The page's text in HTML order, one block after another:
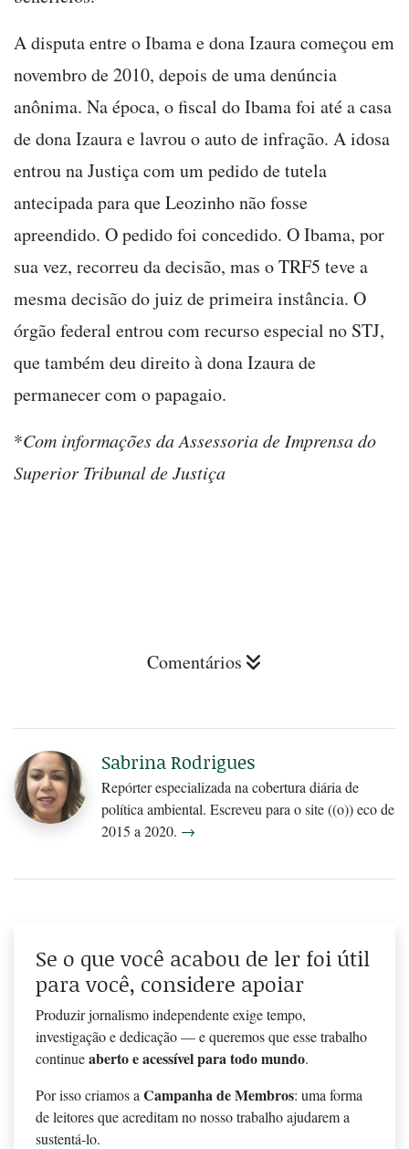
A disputa entre o Ibama e dona Izaura começou em
novembro de 2010, depois de uma denúncia
anônima. Na época, o fiscal do Ibama foi até a casa
de dona Izaura e lavrou o auto de infração. A idosa
entrou na Justiça com um pedido de tutela
antecipada para que Leozinho não fosse
apreendido. O pedido foi concedido. O Ibama, por
sua vez, recorreu da decisão, mas o TRF5 teve a
mesma decisão do juiz de primeira instância. O
órgão federal entrou com recurso especial no STJ,
que também deu direito à dona Izaura de
permanecer com o papagaio.
*Com informações da Assessoria de Imprensa do
Superior Tribunal de Justiça
Comentários
Sabrina Rodrigues
Repórter especializada na cobertura diária de
política ambiental. Escreveu para o site ((o)) eco de
2015 a 2020. →
Se o que você acabou de ler foi útil
para você, considere apoiar
Produzir jornalismo independente exige tempo,
investigação e dedicação — e queremos que esse trabalho
continueaberto e acessível para todo mundo.
Por isso criamos a Campanha de Membros: uma forma
de leitores que acreditam no nosso trabalho ajudarem a
sustentá-lo.